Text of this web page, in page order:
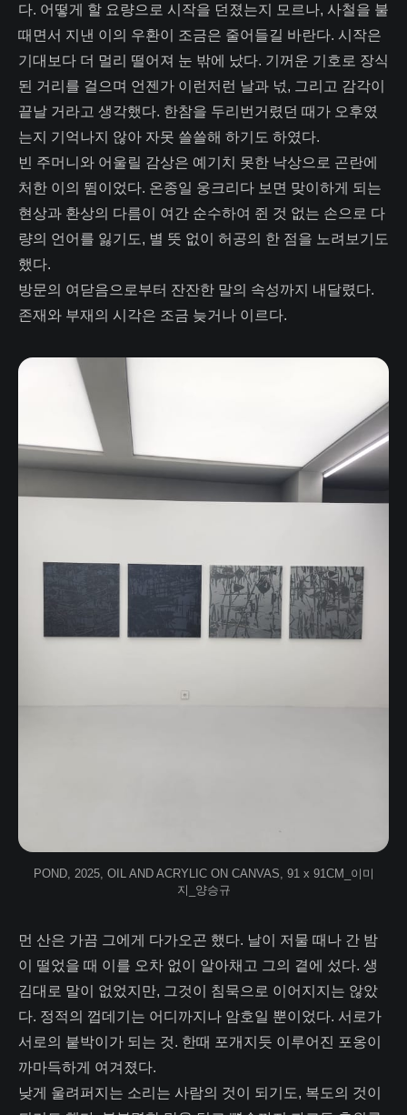
다. 어떻게 할 요량으로 시작을 던졌는지 모르나, 사철을 불
때면서 지낸 이의 우환이 조금은 줄어들길 바란다. 시작은
기대보다 더 멀리 떨어져 눈 밖에 났다. 기꺼운 기호로 장식
된 거리를 걸으며 언젠가 이런저런 날과 넋, 그리고 감각이
끝날 거라고 생각했다. 한참을 두리번거렸던 때가 오후였
는지 기억나지 않아 자못 쓸쓸해 하기도 하였다.
빈 주머니와 어울릴 감상은 예기치 못한 낙상으로 곤란에
처한 이의 뜀이었다. 온종일 웅크리다 보면 맞이하게 되는
현상과 환상의 다름이 여간 순수하여 쥔 것 없는 손으로 다
량의 언어를 잃기도, 별 뜻 없이 허공의 한 점을 노려보기도
했다.
방문의 여닫음으로부터 잔잔한 말의 속성까지 내달렸다.
존재와 부재의 시각은 조금 늦거나 이르다.
POND, 2025, OIL AND ACRYLIC ON CANVAS, 91 x 91CM_이미
지_양승규
먼 산은 가끔 그에게 다가오곤 했다. 날이 저물 때나 간 밤
이 떨었을 때 이를 오차 없이 알아채고 그의 곁에 섰다. 생
김대로 말이 없었지만, 그것이 침묵으로 이어지지는 않았
다. 정적의 껍데기는 어디까지나 암호일 뿐이었다. 서로가
서로의 붙박이가 되는 것. 한때 포개지듯 이루어진 포옹이
까마득하게 여겨졌다.
낮게 울려퍼지는 소리는 사람의 것이 되기도, 복도의 것이